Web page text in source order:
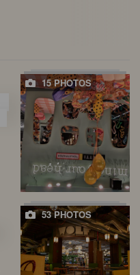
15 PHOTOS
53 PHOTOS